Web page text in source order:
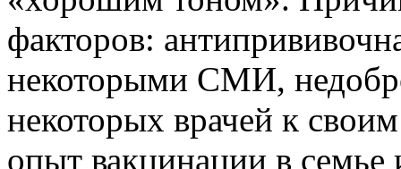
факторов:
некоторыми СМИ,
некоторых врачей к
опыт вакцинации в